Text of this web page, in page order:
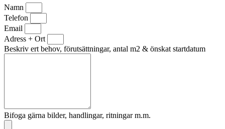
Namn
Telefon
Email
Adress + Ort
Beskriv ert behov, förutsättningar, antal m2 & önskat startdatum
Bifoga gärna bilder, handlingar, ritningar m.m.